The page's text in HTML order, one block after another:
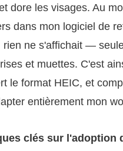
dore les visages. Au
dans mon logiciel de
rien ne s'affichait —
et muettes. C'est
le format HEIC, et
entièrement mon
clés sur l'adoption